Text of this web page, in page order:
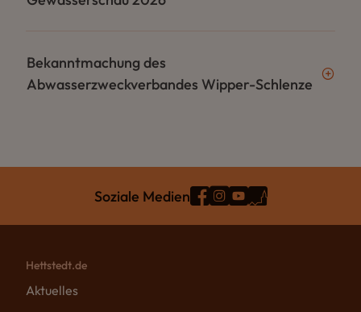
Bekanntmachung des
Abwasserzweckverbandes Wipper-Schlenze
Soziale Medien
Hettstedt.de
Aktuelles